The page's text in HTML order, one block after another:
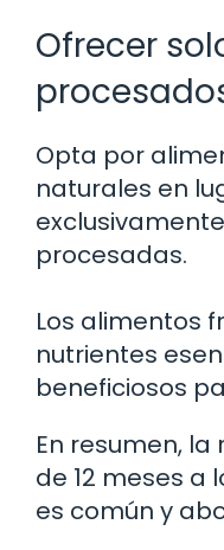
Ofrecer
Opta por
naturales en
procesadas.
Los alimentos
nutrientes
beneficiosos
En resumen,
de 12 meses a
es común y